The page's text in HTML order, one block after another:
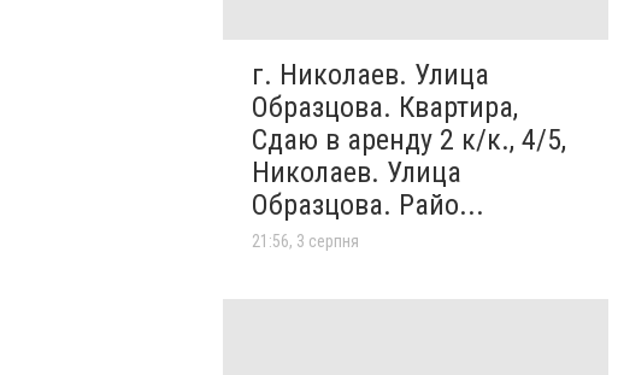
г. Николаев. Улица
Образцова. Квартира,
Сдаю в аренду 2 к/к., 4/5,
Николаев. Улица
Образцова. Райо...
21:56, 3 серпня